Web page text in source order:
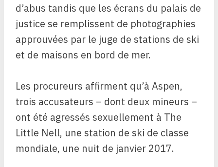
d’abus tandis que les écrans du palais de
justice se remplissent de photographies
approuvées par le juge de stations de ski
et de maisons en bord de mer.
Les procureurs affirment qu’à Aspen,
trois accusateurs – dont deux mineurs –
ont été agressés sexuellement à The
Little Nell, une station de ski de classe
mondiale, une nuit de janvier 2017.